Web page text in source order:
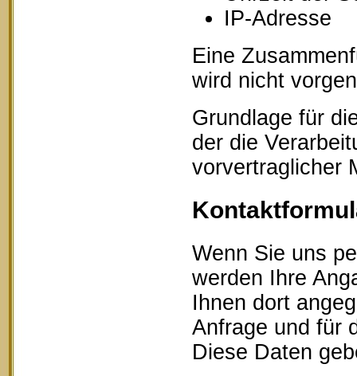
IP-Adresse
Eine
wird nicht
Grundlage für
der die
vorvertraglicher
Wenn Sie uns
werden Ihre
Ihnen dort
Anfrage und für
Diese Daten